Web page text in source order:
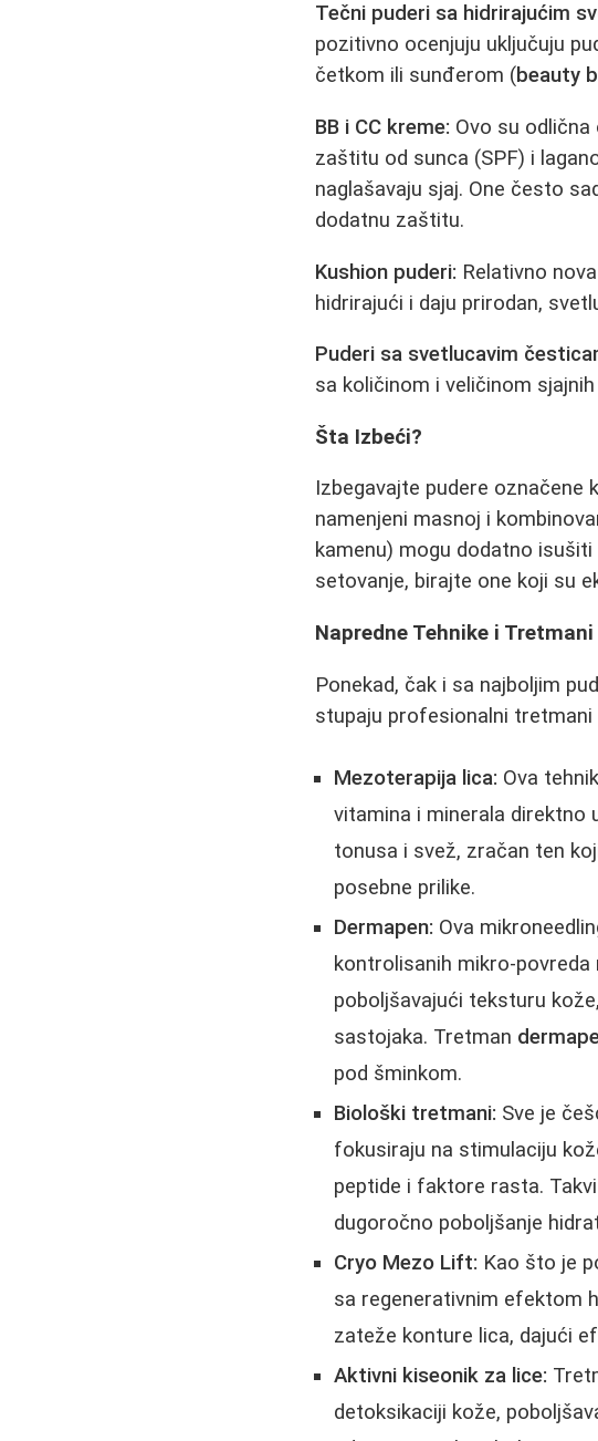
Tečni puderi sa hidrirajućim
pozitivno ocenjuju uključuju
četkom ili sunđerom (beauty
BB i CC kreme: Ovo su
zaštitu od sunca (SPF) i
naglašavaju sjaj. One često
dodatnu zaštitu.
Kushion puderi: Relativno
hidrirajući i daju prirodan,
Puderi sa svetlucavim
sa količinom i veličinom
Šta Izbeći?
Izbegavajte pudere označene
namenjeni masnoj i
kamenu) mogu dodatno
setovanje, birajte one koji su
Napredne Tehnike i
Ponekad, čak i sa najboljim
stupaju profesionalni tretmani
Mezoterapija lica: Ova
vitamina i minerala direktno
tonusa i svež, zračan ten
posebne prilike.
Dermapen: Ova
kontrolisanih mikro-
poboljšavajući teksturu
sastojaka. Tretman
pod šminkom.
Biološki tretmani: Sve je
fokusiraju na stimulaciju
peptide i faktore rasta. Takvi
dugoročno poboljšanje
Cryo Mezo Lift: Kao što je
sa regenerativnim efektom
zateže konture lica, dajući
Aktivni kiseonik za lice:
detoksikaciji kože,